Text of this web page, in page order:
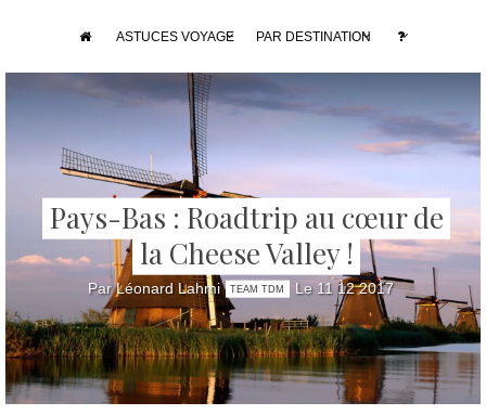
ASTUCES VOYAGE PAR DESTINATION
Pays-Bas : Roadtrip au cœur de
la Cheese Valley !
Par Léonard Lahmi TEAM TDM Le 11 12 2017